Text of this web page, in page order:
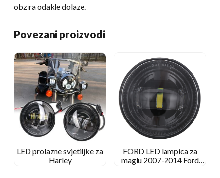
obzira odakle dolaze.
Povezani proizvodi
LED prolazne svjetiljke za
Harley
FORD LED lampica za
maglu 2007-2014 Ford